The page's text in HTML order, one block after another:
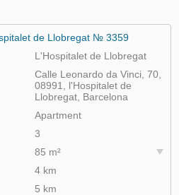
de Llobregat № 3359
L'Hospitalet de Llobregat
Calle Leonardo da Vinci, 70,
08991, l'Hospitalet de
Llobregat, Barcelona
Apartment
3
85 m²
4 km
5 km